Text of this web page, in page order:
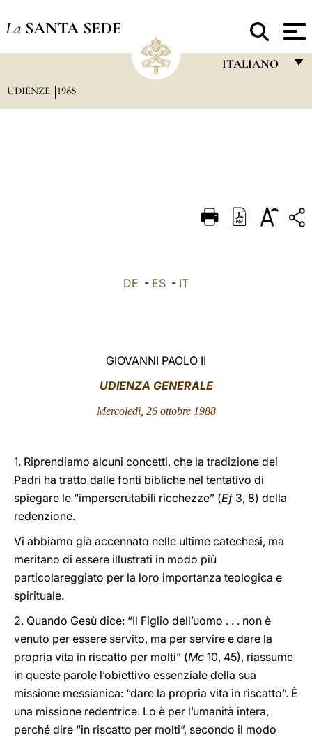
La SANTA SEDE
ITALIANO
DEUTSCH
UDIENZE 1988
DE - ES - IT
GIOVANNI PAOLO II
UDIENZA GENERALE
Mercoledì, 26 ottobre 1988
1. Riprendiamo alcuni concetti, che la tradizione dei
Padri ha tratto dalle fonti bibliche nel tentativo di
spiegare le “imperscrutabili ricchezze” (Ef3, 8) della
redenzione.
Vi abbiamo già accennato nelle ultime catechesi, ma
meritano di essere illustrati in modo più
particolareggiato per la loro importanza teologica e
spirituale.
2. Quando Gesù dice: “Il Figlio dell’uomo . . . non è
venuto per essere servito, ma per servire e dare la
propria vita in riscatto per molti” (Mc 10, 45), riassume
in queste parole l’obiettivo essenziale della sua
missione messianica: “dare la propria vita in riscatto”. È
una missione redentrice. Lo è per l’umanità intera,
perché dire “in riscatto per molti”, secondo il modo